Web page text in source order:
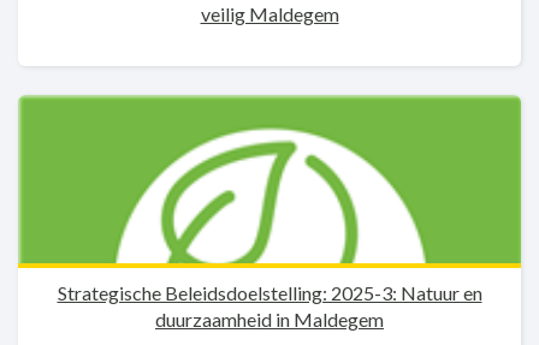
veilig Maldegem
Strategische Beleidsdoelstelling: 2025-3: Natuur en
duurzaamheid in Maldegem